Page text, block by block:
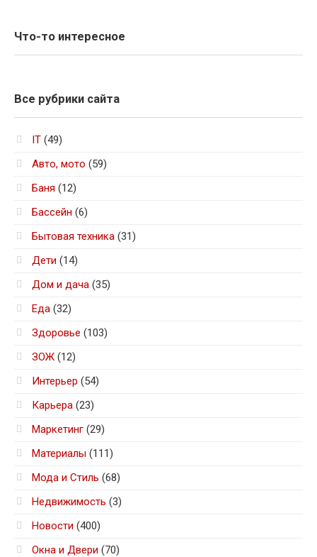
Что-то интересное
Все рубрики сайта
IT (49)
Авто, мото (59)
Баня (12)
Бассейн (6)
Бытовая техника (31)
Дети (14)
Дом и дача (35)
Еда (32)
Здоровье (103)
ЗОЖ (12)
Интерьер (54)
Карьера (23)
Маркетинг (29)
Материалы (111)
Мода и Стиль (68)
Недвижимость (3)
Новости (400)
Окна и Двери (70)